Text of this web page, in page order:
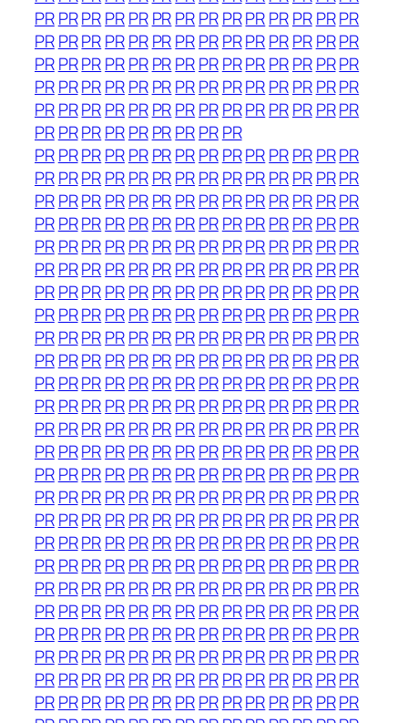
PRPRPRPRPR PRPRPRPRPRPRPR PRPR
PRPRPRPRPR PRPRPRPRPRPRPR PRPR
PRPRPRPRPR PRPRPRPRPRPRPR PRPR
PRPRPRPRPR PRPRPRPRPRPRPR PRPR
PRPRPRPRPR PRPRPRPRPRPRPR PRPR
PRPRPRPRPR PRPRPRPR
PRPRPRPRPR PRPRPRPRPRPRPR PRPR
PRPRPRPRPR PRPRPRPRPRPRPR PRPR
PRPRPRPRPR PRPRPRPRPRPRPR PRPR
PRPRPRPRPR PRPRPRPRPRPRPR PRPR
PRPRPRPRPR PRPRPRPRPRPRPR PRPR
PRPRPRPRPR PRPRPRPRPRPRPR PRPR
PRPRPRPRPR PRPRPRPRPRPRPR PRPR
PRPRPRPRPR PRPRPRPRPRPRPR PRPR
PRPRPRPRPR PRPRPRPRPRPRPR PRPR
PRPRPRPRPR PRPRPRPRPRPRPR PRPR
PRPRPRPRPR PRPRPRPRPRPRPR PRPR
PRPRPRPRPR PRPRPRPRPRPRPR PRPR
PRPRPRPRPR PRPRPRPRPRPRPR PRPR
PRPRPRPRPR PRPRPRPRPRPRPR PRPR
PRPRPRPRPR PRPRPRPRPRPRPR PRPR
PRPRPRPRPR PRPRPRPRPRPRPR PRPR
PRPRPRPRPR PRPRPRPRPRPRPR PRPR
PRPRPRPRPR PRPRPRPRPRPRPR PRPR
PRPRPRPRPR PRPRPRPRPRPRPR PRPR
PRPRPRPRPR PRPRPRPRPRPRPR PRPR
PRPRPRPRPR PRPRPRPRPRPRPR PRPR
PRPRPRPRPR PRPRPRPRPRPRPR PRPR
PRPRPRPRPR PRPRPRPRPRPRPR PRPR
PRPRPRPRPR PRPRPRPRPRPRPR PRPR
PRPRPRPRPR PRPRPRPRPRPRPR PRPR